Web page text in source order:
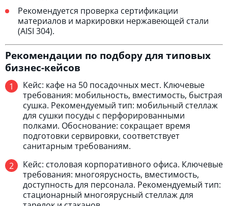
Рекомендуется проверка сертификации
материалов и маркировки нержавеющей стали
(AISI 304).
Рекомендации по подбору для типовых
бизнес-кейсов
Кейс: кафе на 50 посадочных мест. Ключевые
требования: мобильность, вместимость, быстрая
сушка. Рекомендуемый тип: мобильный стеллаж
для сушки посуды с перфорированными
полками. Обоснование: сокращает время
подготовки сервировки, соответствует
санитарным требованиям.
Кейс: столовая корпоративного офиса. Ключевые
требования: многоярусность, вместимость,
доступность для персонала. Рекомендуемый тип:
стационарный многоярусный стеллаж для